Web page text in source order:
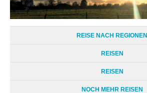
REISE NACH REGIONEN
REISEN
REISEN
NOCH MEHR REISEN